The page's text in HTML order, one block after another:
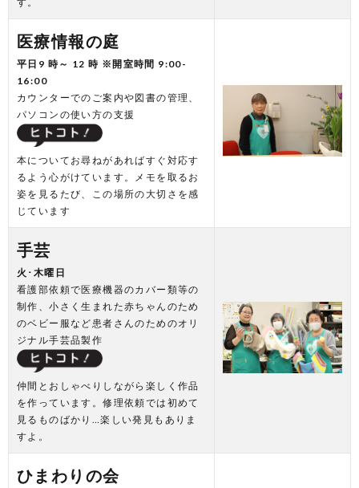
医療情報の庭
平日9 時～ 12 時 ※開室時間 9:00-
16:00
カウンターでのご案内や図書の管理、
パソコンの使い方の支援
本についてお尋ねがあればすぐ対応す
るよう心がけています。メモを取るお
姿を見るたび、この場所の大切さを感
じています
手芸
火･木曜日
看護部依頼で医療機器のカバー類等の
制作、小さく生まれた赤ちゃんのため
のベビー服など患者さんのためのオリ
ジナル手芸品製作
仲間とおしゃべりしながら楽しく作品
を作っています。修理依頼では初めて
見るものばかり…楽しい発見もありま
すよ。
ひまわりの会